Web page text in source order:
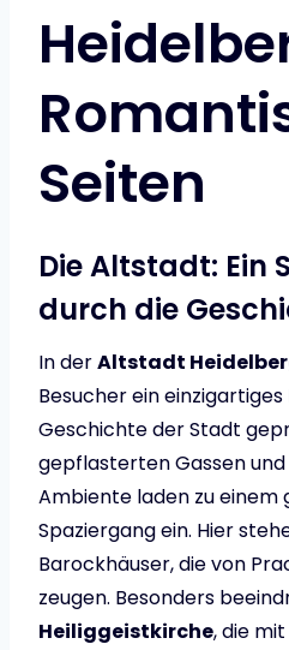
Seiten
Die Altstadt: Ein
durch die
In derAltstadt
Besucher ein
Geschichte der Stadt
gepflasterten Gassen
Ambiente laden zu einem
Spaziergang ein. Hier
Barockhäuser, die von
zeugen. Besonders
Heiliggeistkirche, die